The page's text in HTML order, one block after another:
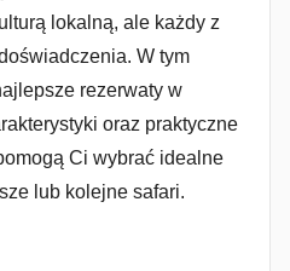
lokalną, ale każdy z
W tym
rezerwaty w
oraz praktyczne
Ci wybrać idealne
lub kolejne safari.